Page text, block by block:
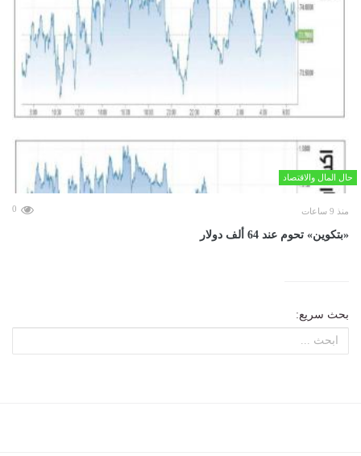
حال المال والاقتصاد
منذ 9 ساعات 0
«بتكوين» تحوم عند 64 ألف دولار
بحث سريع: